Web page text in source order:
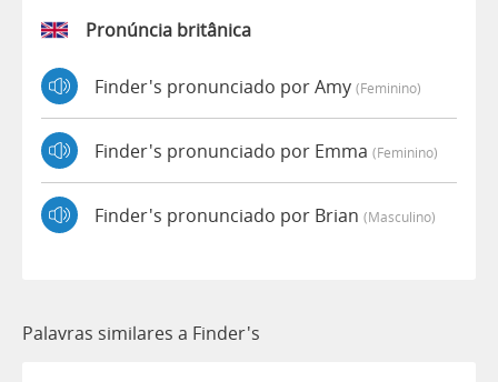
Pronúncia britânica
Finder's pronunciado por Amy (feminino)
Finder's pronunciado por Emma (feminino)
Finder's pronunciado por Brian (masculino)
Palavras similares a Finder's